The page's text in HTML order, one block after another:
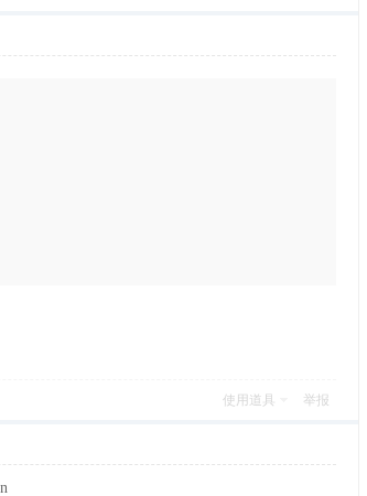
使用道具 举报